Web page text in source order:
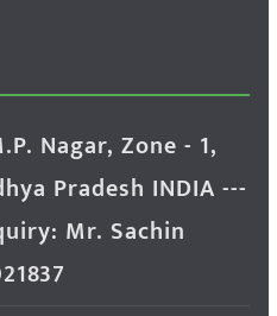
Nagar, Zone - 1,
Pradesh INDIA ---
Mr. Sachin